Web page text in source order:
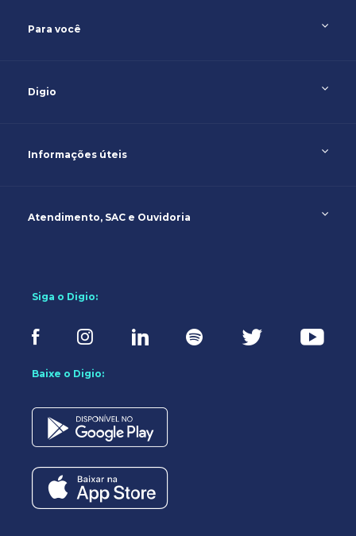
Para você
Digio
Informações úteis
Atendimento, SAC e Ouvidoria
Siga o Digio:
Baixe o Digio: